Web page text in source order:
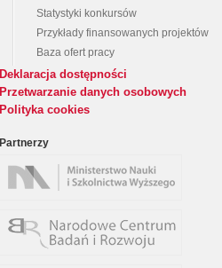
Statystyki konkursów
Przykłady finansowanych projektów
Baza ofert pracy
Deklaracja dostępności
Przetwarzanie danych osobowych
Polityka cookies
Partnerzy